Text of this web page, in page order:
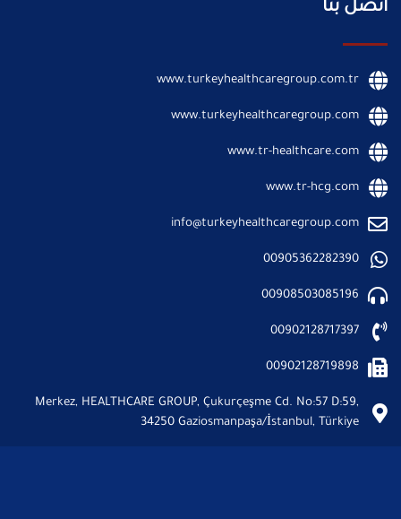
اتصل بنا
www.turkeyhealthcaregroup.com.tr
www.turkeyhealthcaregroup.com
www.tr-healthcare.com
www.tr-hcg.com
info@turkeyhealthcaregroup.com
00905362282390
00908503085196
00902128717397
00902128719898
Merkez, HEALTHCARE GROUP, Çukurçeşme Cd. No:57 D:59,
34250 Gaziosmanpaşa/İstanbul, Türkiye